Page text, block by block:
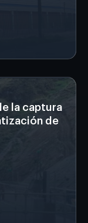
la captura
de